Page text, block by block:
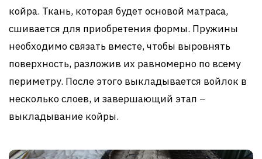
койра. Ткань, которая будет основой матраса,
сшивается для приобретения формы. Пружины
необходимо связать вместе, чтобы выровнять
поверхность, разложив их равномерно по всему
периметру. После этого выкладывается войлок в
несколько слоев, и завершающий этап –
выкладывание койры.